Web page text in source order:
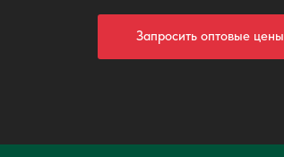
Запросить оптовые цены